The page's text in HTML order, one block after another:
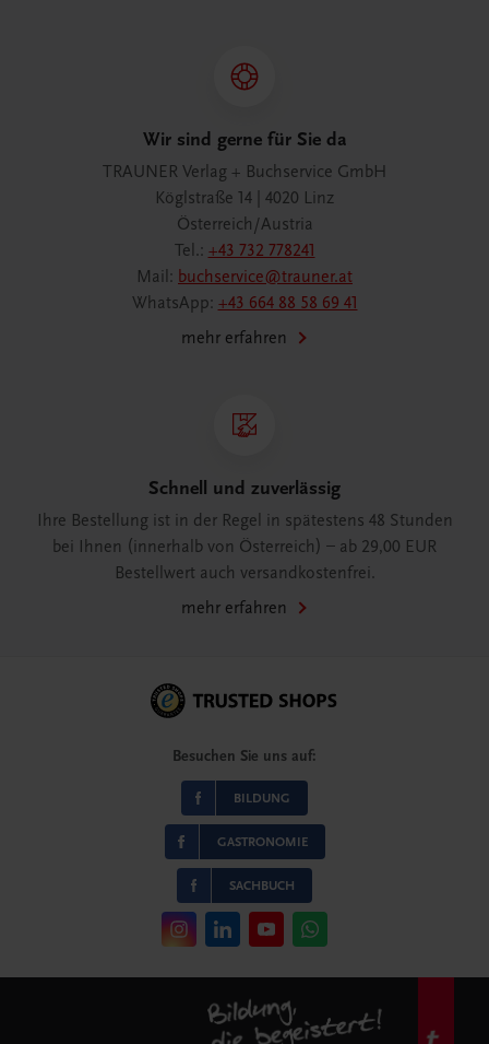
Wir sind gerne für Sie da
TRAUNER Verlag + Buchservice GmbH
Köglstraße 14 | 4020 Linz
Österreich/Austria
Tel.: +43 732 778241
Mail: buchservice@trauner.at
WhatsApp: +43 664 88 58 69 41
mehr erfahren
Schnell und zuverlässig
Ihre Bestellung ist in der Regel in spätestens 48 Stunden
bei Ihnen (innerhalb von Österreich) – ab 29,00 EUR
Bestellwert auch versandkostenfrei.
mehr erfahren
Besuchen Sie uns auf:
BILDUNG
GASTRONOMIE
SACHBUCH